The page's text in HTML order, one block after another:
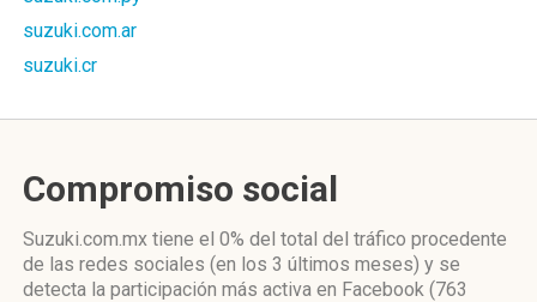
suzuki.com.ar
suzuki.cr
Compromiso social
Suzuki.com.mx tiene el 0% del total del tráfico procedente
de las redes sociales (en los 3 últimos meses) y se
detecta la participación más activa en Facebook (763